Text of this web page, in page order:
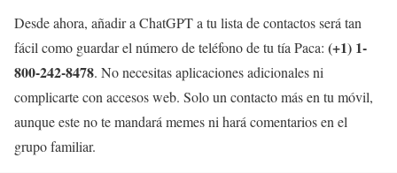
Desde ahora, añadir a ChatGPT a tu lista de contactos será tan
fácil como guardar el número de teléfono de tu tía Paca: (+1) 1-
800-242-8478. No necesitas aplicaciones adicionales ni
complicarte con accesos web. Solo un contacto más en tu móvil,
aunque este no te mandará memes ni hará comentarios en el
grupo familiar.